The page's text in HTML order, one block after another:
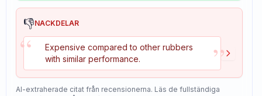
👎NACKDELAR
“
Expensive compared to other rubbers
with similar performance.
”
AI-extraherade citat från recensionerna. Läs de fullständiga